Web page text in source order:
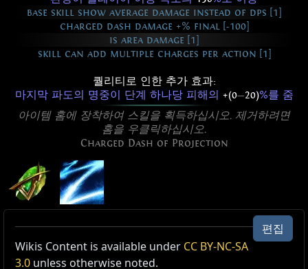
base skill show average damage instead of dps [1]
charged dash damage +% final [-100]
is area damage [1]
skill can add multiple charges per action [1]
퀄리티로 인한 추가 효과:
마지막 파도의 명중이 단계 하나당 피해의 +(0—20)%를 줌
아이템 홈에 장착하여 스킬을 획득하십시오. 제거하려면
홈을 우클릭하십시오.
Charged Dash of Projection
Active Type: Area, Damage, Channel, Attack,
Melee, Lightning
레벨: (1—40)
소모:
마나 (4
편집
Wikis Content is available under CC BY-NC-SA
3.0 unless otherwise noted.